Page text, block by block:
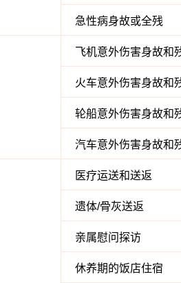
急性病身故或全残
飞机意外伤害身故和
火车意外伤害身故和
轮船意外伤害身故和
汽车意外伤害身故和
医疗运送和送返
遗体/骨灰送返
亲属慰问探访
休养期的饭店住宿